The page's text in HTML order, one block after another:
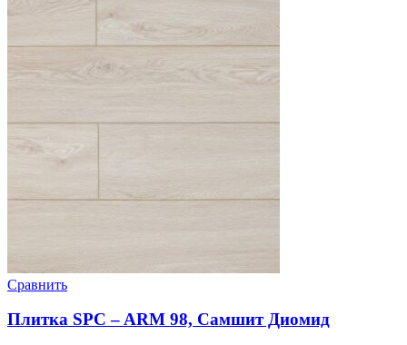
Сравнить
Плитка SPC – ARM 98, Самшит Диомид